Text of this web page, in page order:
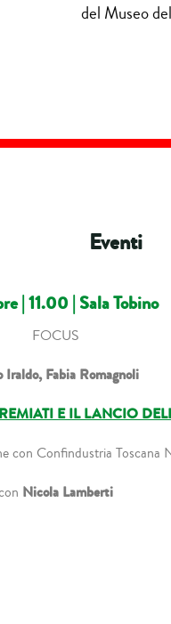
del Museo
Eventi
| 11.00 | Sala Tobino
FOCUS
Iraldo, Fabia Romagnoli
E IL LANCIO
con Confindustria Toscana
Nicola Lamberti